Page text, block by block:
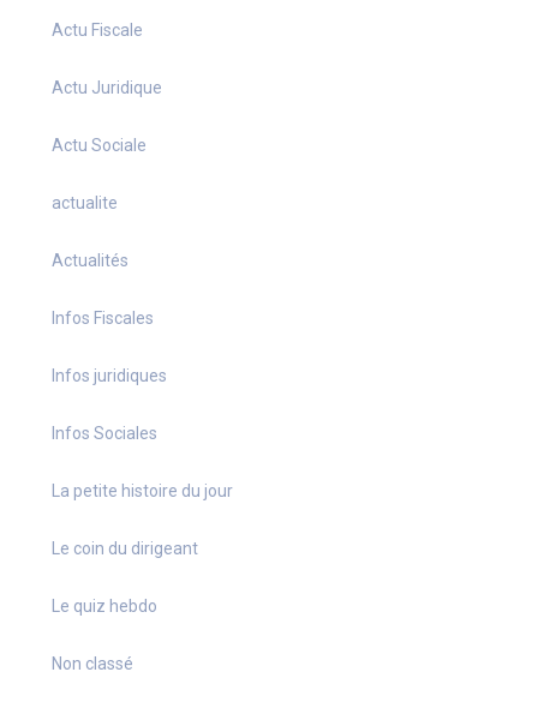
Actu Fiscale
Actu Juridique
Actu Sociale
actualite
Actualités
Infos Fiscales
Infos juridiques
Infos Sociales
La petite histoire du jour
Le coin du dirigeant
Le quiz hebdo
Non classé